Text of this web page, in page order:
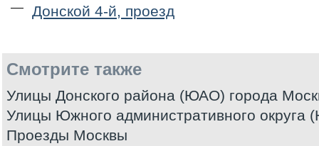
Донской 4-й, проезд
Смотрите также
Улицы Донского района (ЮАО) города
Улицы Южного административного
Проезды Москвы